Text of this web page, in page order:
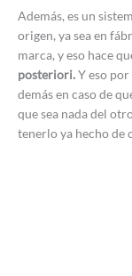
Además, es un
origen, ya sea en
marca, y eso hace
posteriori.Y eso
demás en caso de
que sea nada del
tenerlo ya hecho de